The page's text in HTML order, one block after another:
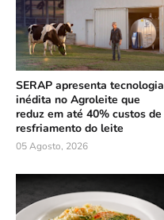
SERAP apresenta tecnologia
inédita no Agroleite que
reduz em até 40% custos de
resfriamento do leite
05 Agosto, 2026